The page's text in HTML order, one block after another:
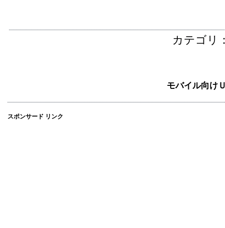
カテゴリ
モバイル向け
スポンサード リンク